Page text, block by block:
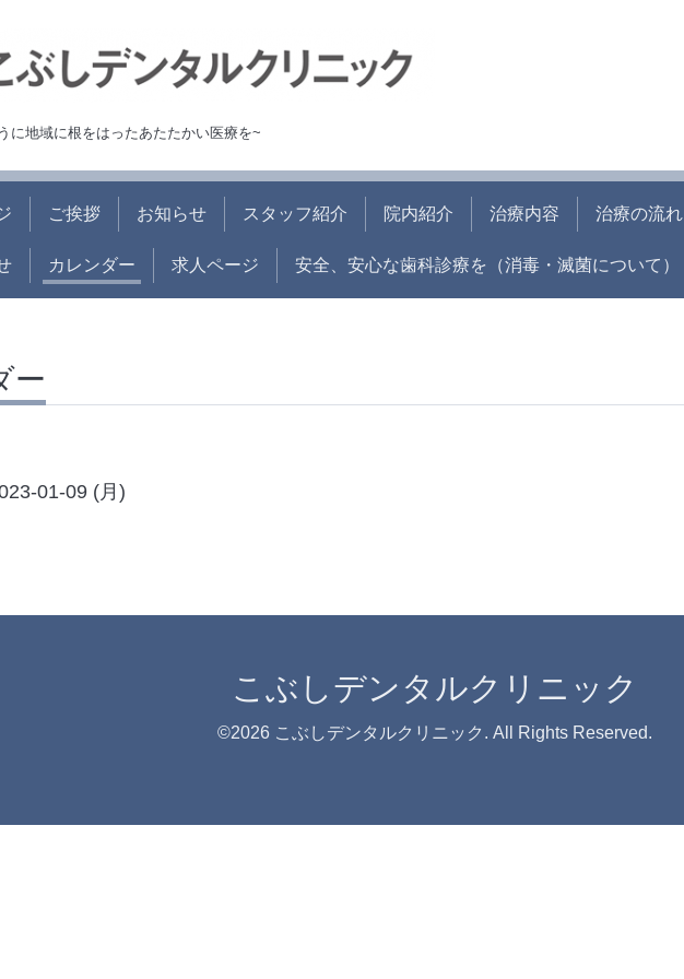
に地域に根をはったあたたかい医療を~
ご挨拶 お知らせ スタッフ紹介 院内紹介 治療内容 治療の流れ
カレンダー 求人ページ 安全、安心な歯科診療を（消毒・滅菌について）
ー
01-09 (月)
こぶしデンタルクリニック
©2026 こぶしデンタルクリニック . All Rights Reserved.